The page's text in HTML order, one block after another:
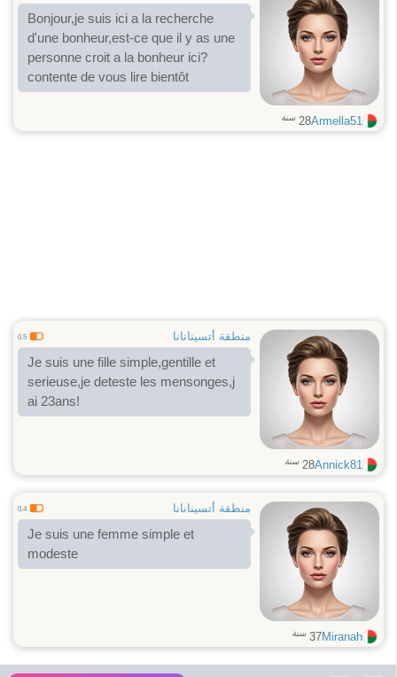
Bonjour,je suis ici a la recherche
d'une bonheur,est-ce que il y as une
personne croit a la bonheur ici?
contente de vous lire bientôt
Armella51
28 سنة
منطقة أتسينانانا 0.5
Je suis une fille simple,gentille et
serieuse,je deteste les mensonges,j
ai 23ans!
Annick81
28 سنة
منطقة أتسينانانا 0.4
Je suis une femme simple et
modeste
Miranah
37 سنة